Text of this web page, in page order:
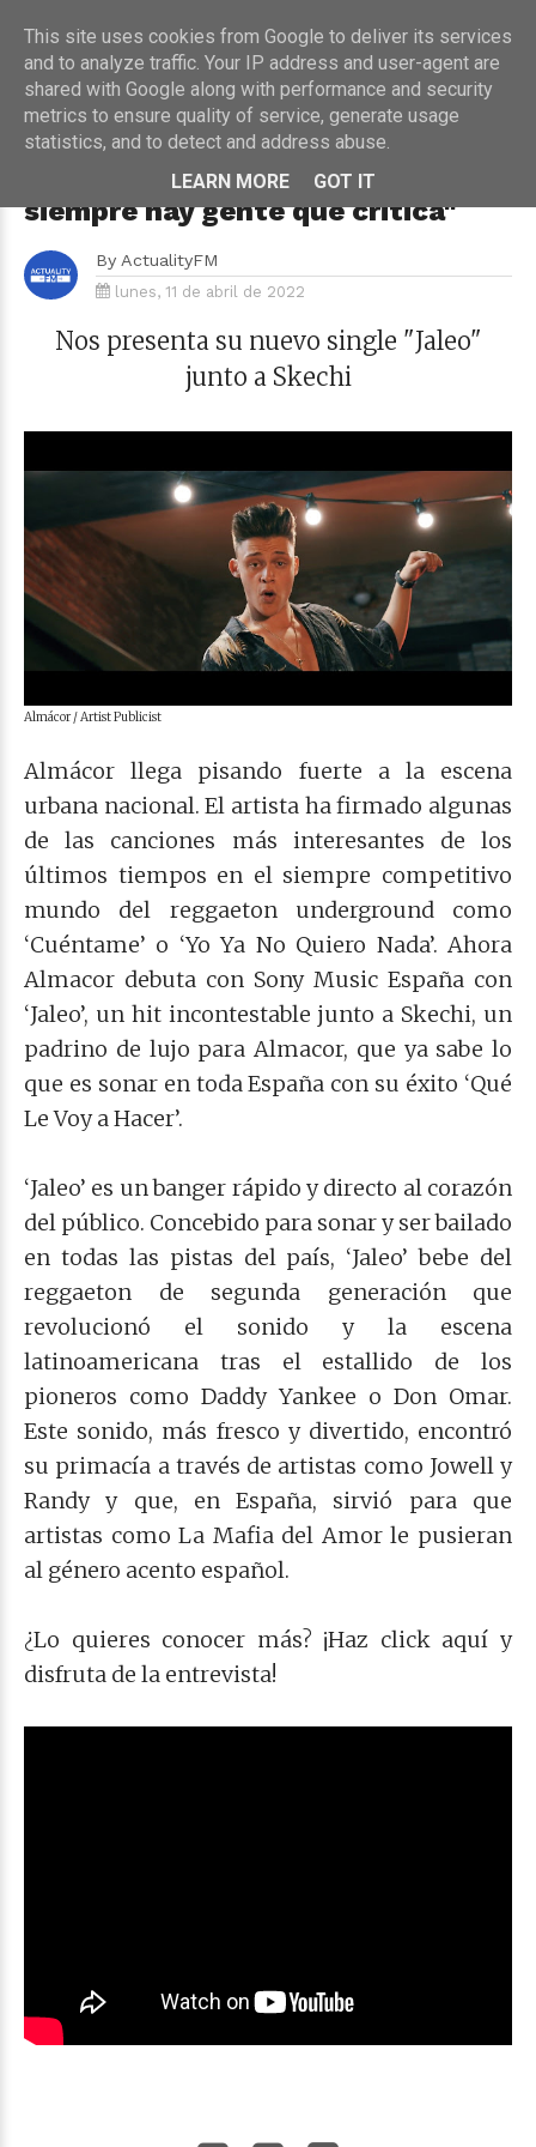
HOME›MÚSICA
Entrevista a Almácor: "Saco lo
qué lo que yo quiero porque luego
siempre hay gente que critica"
By ActualityFM
lunes, 11 de abril de 2022
Nos presenta su nuevo single "Jaleo"
junto a Skechi
Almácor / Artist Publicist
Almácor llega pisando fuerte a la escena
urbana nacional. El artista ha firmado algunas
de las canciones más interesantes de los
últimos tiempos en el siempre competitivo
mundo del reggaeton underground como
‘Cuéntame’ o ‘Yo Ya No Quiero Nada’. Ahora
Almacor debuta con Sony Music España con
‘Jaleo’, un hit incontestable junto a Skechi, un
padrino de lujo para Almacor, que ya sabe lo
que es sonar en toda España con su éxito ‘Qué
Le Voy a Hacer’.
‘Jaleo’ es un banger rápido y directo al corazón
del público. Concebido para sonar y ser bailado
en todas las pistas del país, ‘Jaleo’ bebe del
reggaeton de segunda generación que
revolucionó el sonido y la escena
latinoamericana tras el estallido de los
pioneros como Daddy Yankee o Don Omar.
Este sonido, más fresco y divertido, encontró
su primacía a través de artistas como Jowell y
Randy y que, en España, sirvió para que
artistas como La Mafia del Amor le pusieran
al género acento español.
¿Lo quieres conocer más? ¡Haz click aquí y
disfruta de la entrevista!
This site uses cookies from Google to deliver its services
and to analyze traffic. Your IP address and user-agent are
shared with Google along with performance and security
metrics to ensure quality of service, generate usage
statistics, and to detect and address abuse.
LEARN MORE
GOT IT